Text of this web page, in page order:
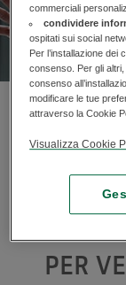
UN
Puoi
importo più
PER
commerciali
condividere
ospitati sui social
Per l’installazione
consenso. Per gli
consenso
modificare le tue
attraverso la Cookie
Visualizza Cookie